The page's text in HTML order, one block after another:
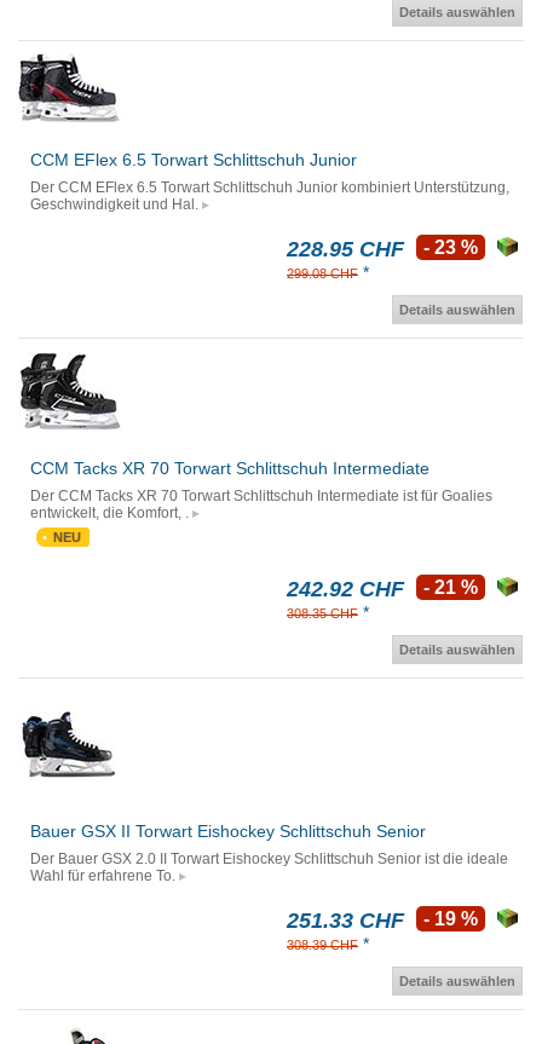
Details auswählen
CCM EFlex 6.5 Torwart Schlittschuh Junior
Der CCM EFlex 6.5 Torwart Schlittschuh Junior kombiniert Unterstützung,
Geschwindigkeit und Hal.
228.95 CHF
299.08 CHF *
- 23 %
Details auswählen
CCM Tacks XR 70 Torwart Schlittschuh Intermediate
Der CCM Tacks XR 70 Torwart Schlittschuh Intermediate ist für Goalies
entwickelt, die Komfort, .
NEU
242.92 CHF
308.35 CHF *
- 21 %
Details auswählen
Bauer GSX II Torwart Eishockey Schlittschuh Senior
Der Bauer GSX 2.0 II Torwart Eishockey Schlittschuh Senior ist die ideale
Wahl für erfahrene To.
251.33 CHF
308.39 CHF *
- 19 %
Details auswählen